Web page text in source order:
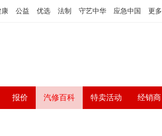
康 公益 优选 法制 守艺中华 应急中国 更多
报价 汽修百科 特卖活动 经销商